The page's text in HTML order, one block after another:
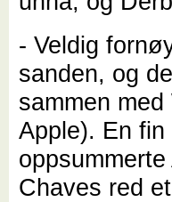
- Veldig
sanden, og
sammen
Apple). En
Chaves red